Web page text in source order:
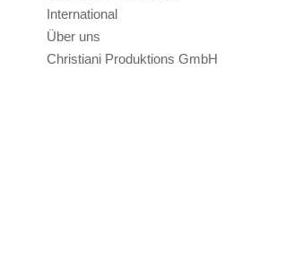
International
Über uns
Christiani Produktions GmbH